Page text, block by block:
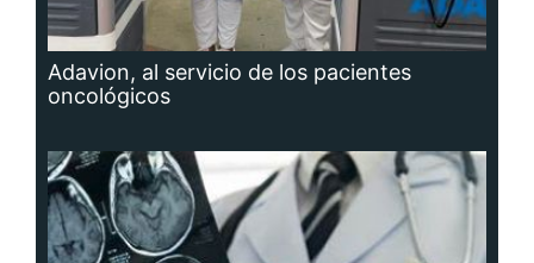
Adavion, al servicio de los pacientes
oncológicos